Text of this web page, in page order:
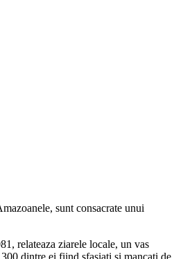
sunt consacrate unui
relateaza ziarele locale, un vas
dintre ei fiind sfasiati si mancati de